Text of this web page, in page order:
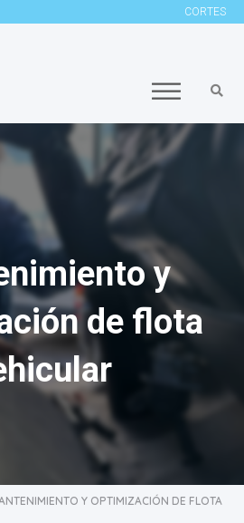
CORTES
y
de flota
Y OPTIMIZACIÓN DE FLOTA